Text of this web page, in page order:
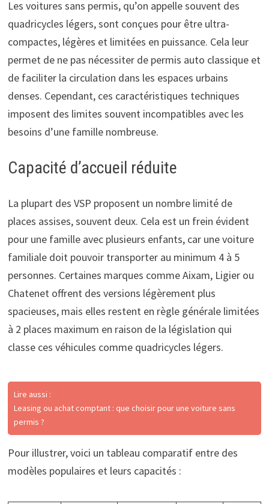
Les voitures sans permis, qu’on appelle souvent des
quadricycles légers, sont conçues pour être ultra-
compactes, légères et limitées en puissance. Cela leur
permet de ne pas nécessiter de permis auto classique et
de faciliter la circulation dans les espaces urbains
denses. Cependant, ces caractéristiques techniques
imposent des limites souvent incompatibles avec les
besoins d’une famille nombreuse.
Capacité d’accueil réduite
La plupart des VSP proposent un nombre limité de
places assises, souvent deux. Cela est un frein évident
pour une famille avec plusieurs enfants, car une voiture
familiale doit pouvoir transporter au minimum 4 à 5
personnes. Certaines marques comme Aixam, Ligier ou
Chatenet offrent des versions légèrement plus
spacieuses, mais elles restent en règle générale limitées
à 2 places maximum en raison de la législation qui
classe ces véhicules comme quadricycles légers.
Lire aussi :
Leasing ou achat comptant : que choisir pour une voiture sans
permis ?
Pour illustrer, voici un tableau comparatif entre des
modèles populaires et leurs capacités :